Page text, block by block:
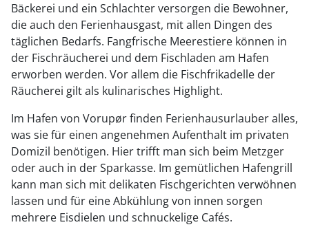
Bäckerei und ein Schlachter versorgen die Bewohner,
die auch den Ferienhausgast, mit allen Dingen des
täglichen Bedarfs. Fangfrische Meerestiere können in
der Fischräucherei und dem Fischladen am Hafen
erworben werden. Vor allem die Fischfrikadelle der
Räucherei gilt als kulinarisches Highlight.
Im Hafen von Vorupør finden Ferienhausurlauber alles,
was sie für einen angenehmen Aufenthalt im privaten
Domizil benötigen. Hier trifft man sich beim Metzger
oder auch in der Sparkasse. Im gemütlichen Hafengrill
kann man sich mit delikaten Fischgerichten verwöhnen
lassen und für eine Abkühlung von innen sorgen
mehrere Eisdielen und schnuckelige Cafés.